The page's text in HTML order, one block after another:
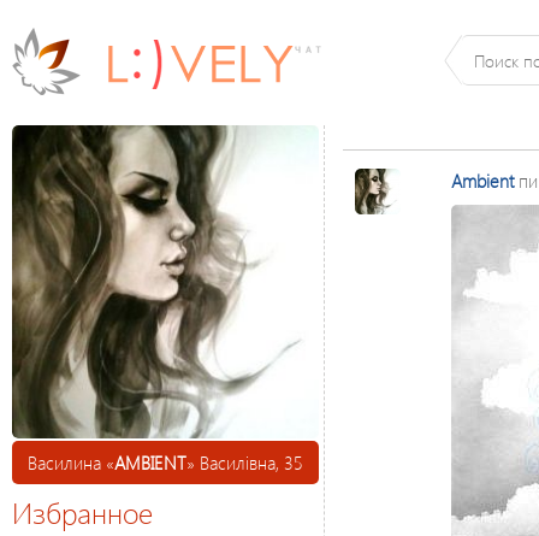
Василина «AMBIENT» Василівна, 35
Избранное
Ambient